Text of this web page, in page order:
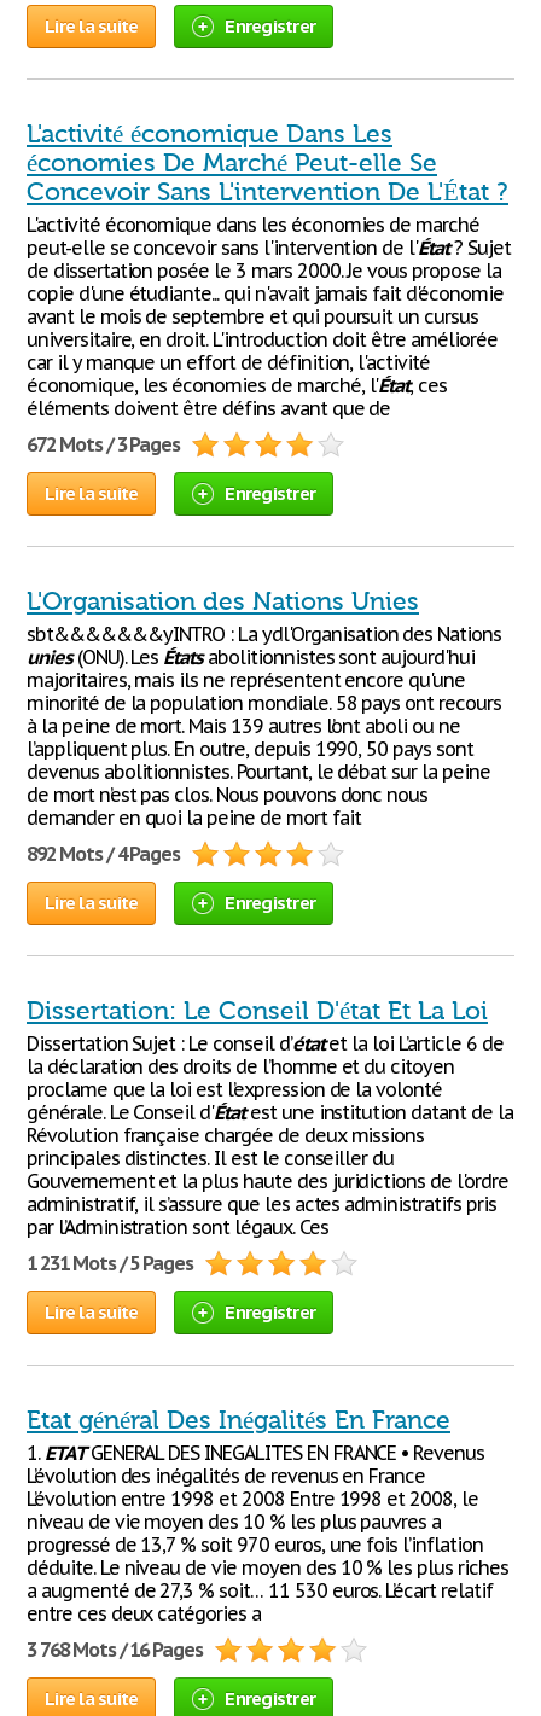
Lire la suite Enregistrer
L'activité économique Dans Les
économies De Marché Peut-elle Se
Concevoir Sans L'intervention De L'État ?
L'activité économique dans les économies de marché
peut-elle se concevoir sans l'intervention de l'État? Sujet
de dissertation posée le 3 mars 2000. Je vous propose la
copie d'une étudiante... qui n'avait jamais fait d'économie
avant le mois de septembre et qui poursuit un cursus
universitaire, en droit. L'introduction doit être améliorée
car il y manque un effort de définition, l'activité
économique, les économies de marché, l'État, ces
éléments doivent être défins avant que de
672 Mots / 3 Pages
Lire la suite Enregistrer
L'Organisation des Nations Unies
sbt&&&&&&&yINTRO : La ydl'Organisation des Nations
unies(ONU). Les Étatsabolitionnistes sont aujourd'hui
majoritaires, mais ils ne représentent encore qu'une
minorité de la population mondiale. 58 pays ont recours
à la peine de mort. Mais 139 autres l’ont aboli ou ne
l’appliquent plus. En outre, depuis 1990, 50 pays sont
devenus abolitionnistes. Pourtant, le débat sur la peine
de mort n’est pas clos. Nous pouvons donc nous
demander en quoi la peine de mort fait
892 Mots / 4 Pages
Lire la suite Enregistrer
Dissertation: Le Conseil D'état Et La Loi
Dissertation Sujet : Le conseil d’étatet la loi L’article 6 de
la déclaration des droits de l’homme et du citoyen
proclame que la loi est l’expression de la volonté
générale. Le Conseil d'Étatest une institution datant de la
Révolution française chargée de deux missions
principales distinctes. Il est le conseiller du
Gouvernement et la plus haute des juridictions de l'ordre
administratif, il s’assure que les actes administratifs pris
par l’Administration sont légaux. Ces
1 231 Mots / 5 Pages
Lire la suite Enregistrer
Etat général Des Inégalités En France
1. ETATGENERAL DES INEGALITES EN FRANCE • Revenus
L’évolution des inégalités de revenus en France
L’évolution entre 1998 et 2008 Entre 1998 et 2008, le
niveau de vie moyen des 10 % les plus pauvres a
progressé de 13,7 % soit 970 euros, une fois l’inflation
déduite. Le niveau de vie moyen des 10 % les plus riches
a augmenté de 27,3 % soit… 11 530 euros. L’écart relatif
entre ces deux catégories a
3 768 Mots / 16 Pages
Lire la suite Enregistrer